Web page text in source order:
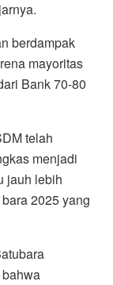
berdampak
mayoritas
Bank 70-80
telah
menjadi
jauh lebih
2025 yang